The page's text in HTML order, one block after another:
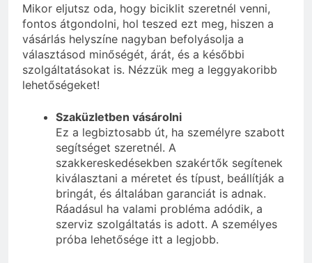
Mikor eljutsz oda, hogy biciklit szeretnél venni,
fontos átgondolni, hol teszed ezt meg, hiszen a
vásárlás helyszíne nagyban befolyásolja a
választásod minőségét, árát, és a későbbi
szolgáltatásokat is. Nézzük meg a leggyakoribb
lehetőségeket!
Szaküzletben vásárolni
Ez a legbiztosabb út, ha személyre szabott
segítséget szeretnél. A
szakkereskedésekben szakértők segítenek
kiválasztani a méretet és típust, beállítják a
bringát, és általában garanciát is adnak.
Ráadásul ha valami probléma adódik, a
szerviz szolgáltatás is adott. A személyes
próba lehetősége itt a legjobb.